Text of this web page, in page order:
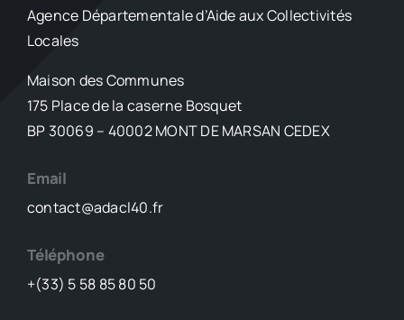
en
Agence Départementale d’Aide aux Collectivités
Locales
Maison des Communes
175 Place de la caserne Bosquet
BP 30069 – 40002 MONT DE MARSAN CEDEX
Email
contact@adacl40.fr
Téléphone
+(33) 5 58 85 80 50